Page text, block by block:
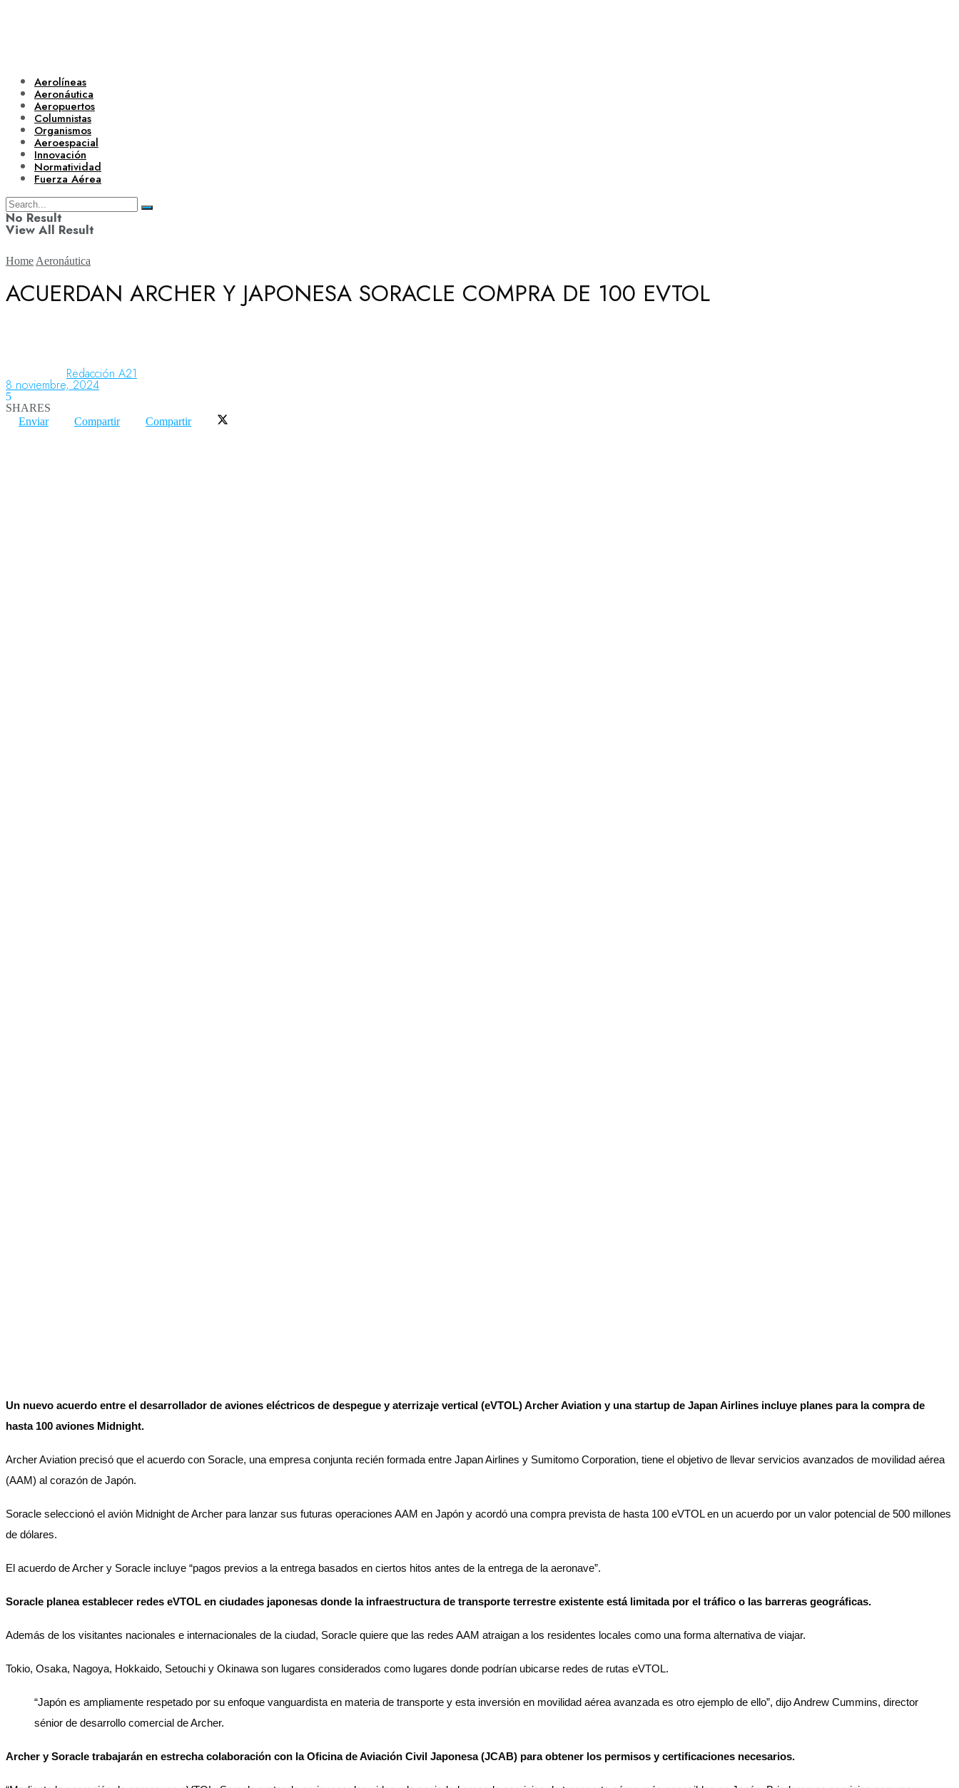
Aerolíneas
Aeronáutica
Aeropuertos
Columnistas
Organismos
Aeroespacial
Innovación
Normatividad
Fuerza Aérea
No Result
View All Result
Aeronáutica
Aeropuertos
Home Aeronáutica
ACUERDAN ARCHER Y JAPONESA SORACLE COMPRA DE 100 EVTOL
Redacción A21
8 noviembre, 2024
5
SHARES
Enviar
Compartir Compartir
Un nuevo acuerdo entre el desarrollador de aviones eléctricos de despegue y aterrizaje vertical (eVTOL) Archer Aviation y una startup de Japan Airlines incluye planes para la compra de
hasta 100 aviones Midnight.
Archer Aviation precisó que el acuerdo con Soracle, una empresa conjunta recién formada entre Japan Airlines y Sumitomo Corporation, tiene el objetivo de llevar servicios avanzados de movilidad aérea
(AAM) al corazón de Japón.
Soracle seleccionó el avión Midnight de Archer para lanzar sus futuras operaciones AAM en Japón y acordó una compra prevista de hasta 100 eVTOL en un acuerdo por un valor potencial de 500 millones
de dólares.
El acuerdo de Archer y Soracle incluye “pagos previos a la entrega basados en ciertos hitos antes de la entrega de la aeronave”.
Soracle planea establecer redes eVTOL en ciudades japonesas donde la infraestructura de transporte terrestre existente está limitada por el tráfico o las barreras geográficas.
Además de los visitantes nacionales e internacionales de la ciudad, Soracle quiere que las redes AAM atraigan a los residentes locales como una forma alternativa de viajar.
Tokio, Osaka, Nagoya, Hokkaido, Setouchi y Okinawa son lugares considerados como lugares donde podrían ubicarse redes de rutas eVTOL.
“Japón es ampliamente respetado por su enfoque vanguardista en materia de transporte y esta inversión en movilidad aérea avanzada es otro ejemplo de ello”, dijo Andrew Cummins, director
sénior de desarrollo comercial de Archer.
Archer y Soracle trabajarán en estrecha colaboración con la Oficina de Aviación Civil Japonesa (JCAB) para obtener los permisos y certificaciones necesarios.